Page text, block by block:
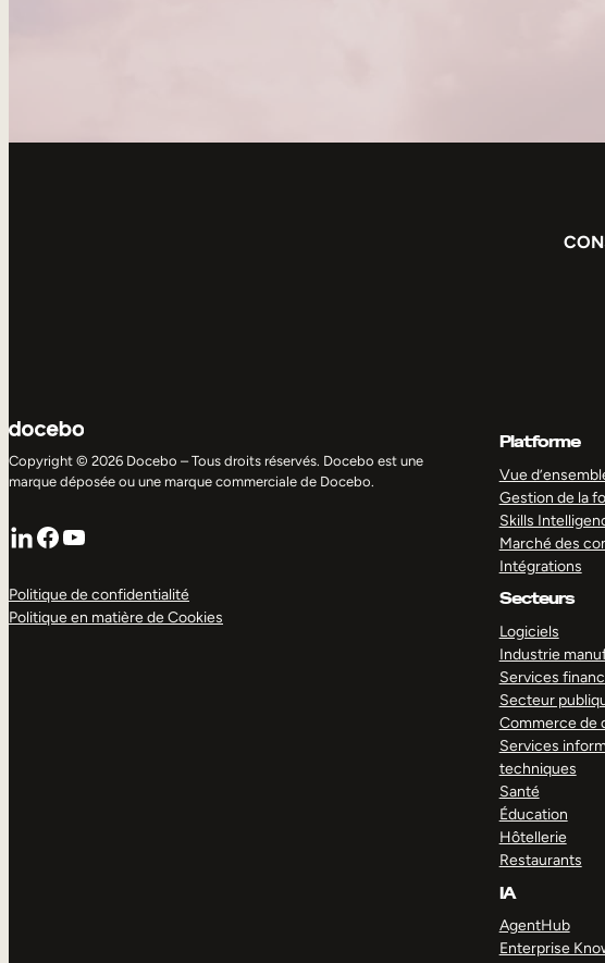
Copyright © 2026 Docebo – Tous droits réservés. Docebo est une
marque déposée ou une marque commerciale de Docebo.
LinkedIn
Facebook
YouTube
Politique de confidentialité
Politique en matière de Cookies
Platforme
Vue
Gestion de la
Skills
Marché des
Intégrations
Secteurs
Logiciels
Industrie
Services
Secteur
Commerce de
Services
techniques
Santé
Éducation
Hôtellerie
Restaurants
IA
AgentHub
Enterprise